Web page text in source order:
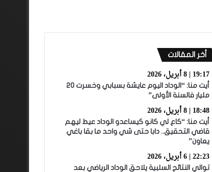
أخر المقالات
19:17 | 8 أبريل، 2026
أيت منا: “الوداد اليوم عايشة بسبابي وخسرت 20
مليار فالسنة الأولى”
18:48 | 8 أبريل، 2026
أيت منا: “كاع لي كانو كيساعدو الوداد عيط ليهم
قاضي التحقيق.. دابا حتى شي واحد ما بقا باغي
يعاون”
22:23 | 6 أبريل، 2026
توالي النتائج السلبية يلاحق الوداد الرياضي بعد